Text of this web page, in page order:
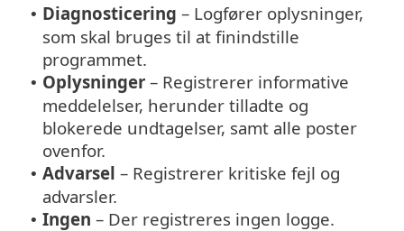
• Diagnosticering – Logfører oplysninger,
som skal bruges til at finindstille
programmet.
• Oplysninger – Registrerer informative
meddelelser, herunder tilladte og
blokerede undtagelser, samt alle poster
ovenfor.
• Advarsel – Registrerer kritiske fejl og
advarsler.
• Ingen – Der registreres ingen logge.